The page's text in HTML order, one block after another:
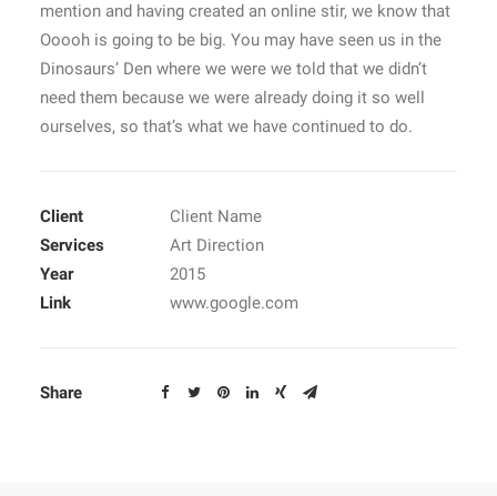
mention and having created an online stir, we know that
Ooooh is going to be big. You may have seen us in the
Dinosaurs’ Den where we were we told that we didn’t
need them because we were already doing it so well
ourselves, so that’s what we have continued to do.
Client
Client Name
Services
Art Direction
Year
2015
Link
www.google.com
Share